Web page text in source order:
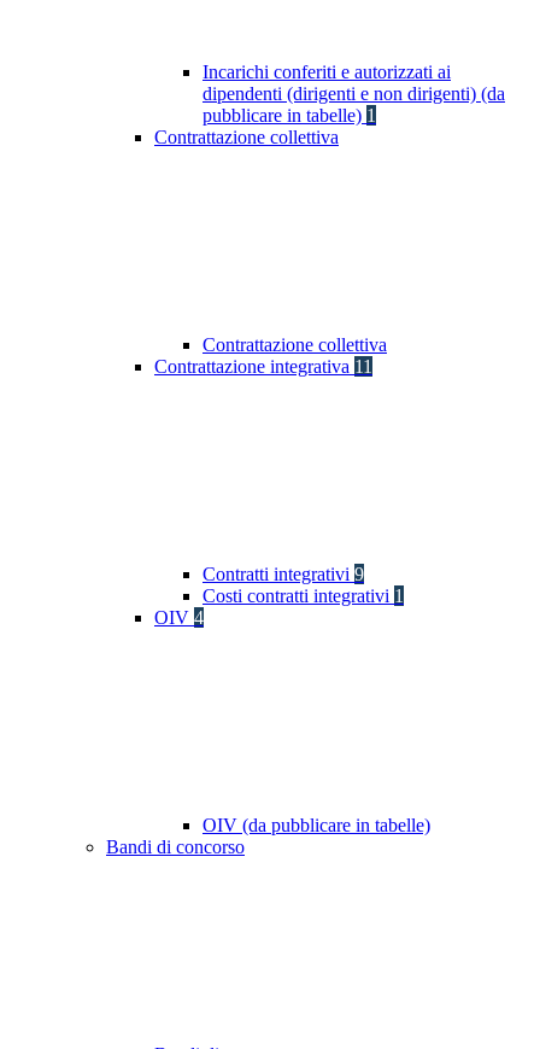
Incarichi conferiti e autorizzati ai
dipendenti (dirigenti e non dirigenti) (da
pubblicare in tabelle) 1
Contrattazione collettiva
Contrattazione collettiva
Contrattazione integrativa 11
Contratti integrativi 9
Costi contratti integrativi 1
OIV 4
OIV (da pubblicare in tabelle)
Bandi di concorso